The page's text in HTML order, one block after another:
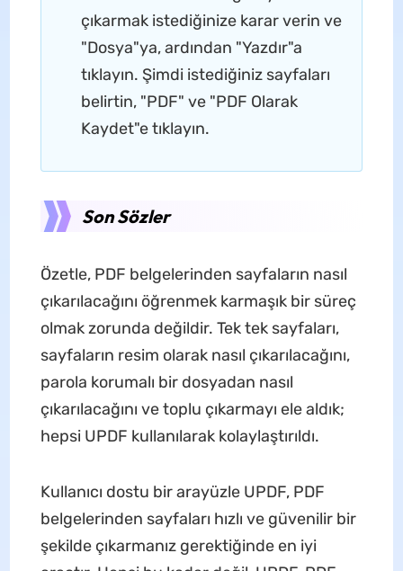
çıkarmak istediğinize karar verin ve
"Dosya"ya, ardından "Yazdır"a
tıklayın. Şimdi istediğiniz sayfaları
belirtin, "PDF" ve "PDF Olarak
Kaydet"e tıklayın.
Son Sözler
Özetle, PDF belgelerinden sayfaların nasıl
çıkarılacağını öğrenmek karmaşık bir süreç
olmak zorunda değildir. Tek tek sayfaları,
sayfaların resim olarak nasıl çıkarılacağını,
parola korumalı bir dosyadan nasıl
çıkarılacağını ve toplu çıkarmayı ele aldık;
hepsi UPDF kullanılarak kolaylaştırıldı.
Kullanıcı dostu bir arayüzle UPDF, PDF
belgelerinden sayfaları hızlı ve güvenilir bir
şekilde çıkarmanız gerektiğinde en iyi